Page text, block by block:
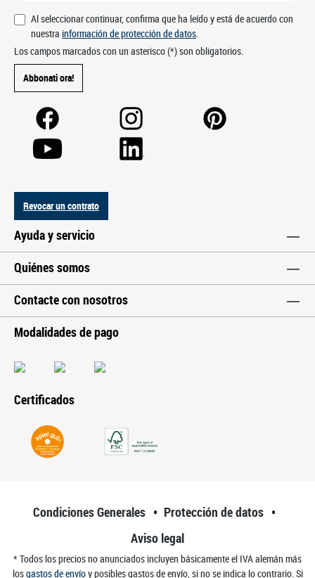
Al seleccionar continuar, confirma que ha leído y está de acuerdo con
nuestra información de protección de datos.
Los campos marcados con un asterisco (*) son obligatorios.
Abbonati ora!
Revocar un contrato
Ayuda y servicio
Quiénes somos
Contacte con nosotros
Modalidades de pago
Certificados
Condiciones Generales
Protección de datos
Aviso legal
* Todos los precios no anunciados incluyen básicamente el IVA alemán más
losgastos de envíoy posibles gastos de envío, si no se indica lo contrario. Si